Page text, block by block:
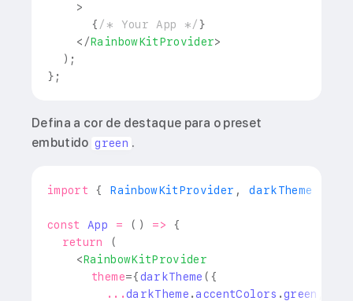
>
{ /* Your App */ }
</RainbowKitProvider>
) ;
} ;
Defina a cor de destaque para o preset
embutido green .
import { RainbowKitProvider , darkTheme
const App = ( ) =>
{
return
(
<RainbowKitProvider
theme={darkTheme ( {
...darkTheme . accentColors .green